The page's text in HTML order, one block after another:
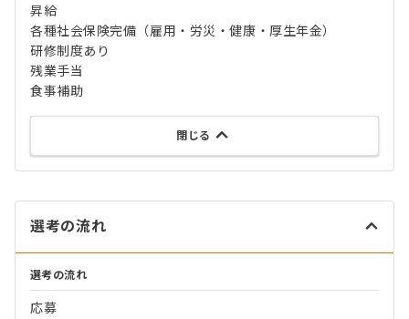
昇給
各種社会保険完備（雇用・労災・健康・厚生年金）
研修制度あり
残業手当
食事補助
閉じる
選考の流れ
選考の流れ
応募